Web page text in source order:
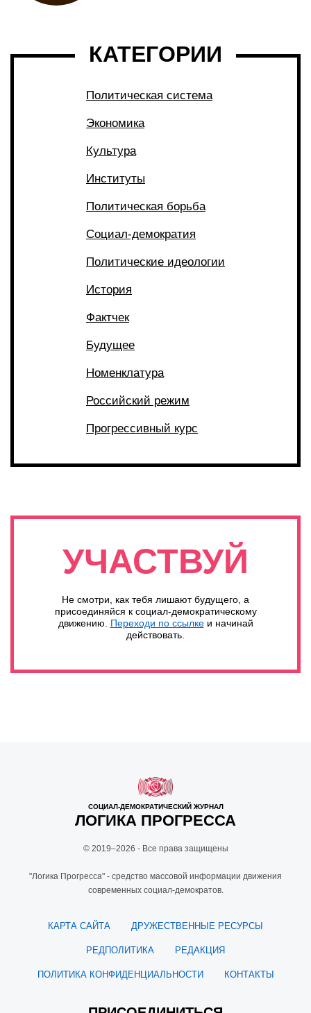
КАТЕГОРИИ
Политическая система
Экономика
Культура
Институты
Политическая борьба
Социал-демократия
Политические идеологии
История
Фактчек
Будущее
Номенклатура
Российский режим
Прогрессивный курс
УЧАСТВУЙ
Не смотри, как тебя лишают будущего, а
присоединяйся к социал-демократическому
движению. Переходи по ссылкеи начинай
действовать.
СОЦИАЛ-ДЕМОКРАТИЧЕСКИЙ ЖУРНАЛ
ЛОГИКА ПРОГРЕССА
© 2019–2026 - Все права защищены
"Логика Прогресса" - средство массовой информации движения
современных социал-демократов.
КАРТА САЙТА ДРУЖЕСТВЕННЫЕ РЕСУРСЫ
РЕДПОЛИТИКА РЕДАКЦИЯ
ПОЛИТИКА КОНФИДЕНЦИАЛЬНОСТИ КОНТАКТЫ